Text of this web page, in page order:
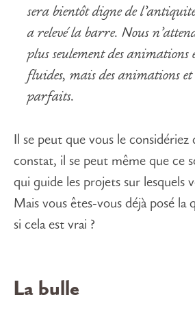
sera bientôt digne de
a relevé la barre. Nous
plus seulement des
fluides, mais des animations
parfaits.
Il se peut que vous le
constat, il se peut même que ce
qui guide les projets sur lesquels
Mais vous êtes-vous déjà posé la
si cela est vrai ?
La bulle